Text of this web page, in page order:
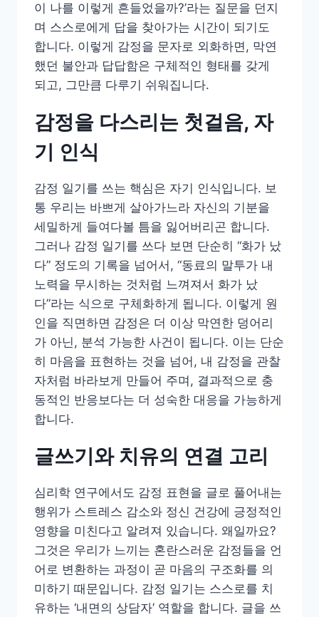
이 나를 이렇게 흔들었을까?’라는 질문을 던지
며 스스로에게 답을 찾아가는 시간이 되기도
합니다. 이렇게 감정을 문자로 외화하면, 막연
했던 불안과 답답함은 구체적인 형태를 갖게
되고, 그만큼 다루기 쉬워집니다.
감정을 다스리는 첫걸음, 자
기 인식
감정 일기를 쓰는 핵심은 자기 인식입니다. 보
통 우리는 바쁘게 살아가느라 자신의 기분을
세밀하게 들여다볼 틈을 잃어버리곤 합니다.
그러나 감정 일기를 쓰다 보면 단순히 “화가 났
다” 정도의 기록을 넘어서, “동료의 말투가 내
노력을 무시하는 것처럼 느껴져서 화가 났
다”라는 식으로 구체화하게 됩니다. 이렇게 원
인을 직면하면 감정은 더 이상 막연한 덩어리
가 아닌, 분석 가능한 사건이 됩니다. 이는 단순
히 마음을 표현하는 것을 넘어, 내 감정을 관찰
자처럼 바라보게 만들어 주며, 결과적으로 충
동적인 반응보다는 더 성숙한 대응을 가능하게
합니다.
글쓰기와 치유의 연결 고리
심리학 연구에서도 감정 표현을 글로 풀어내는
행위가 스트레스 감소와 정신 건강에 긍정적인
영향을 미친다고 알려져 있습니다. 왜일까요?
그것은 우리가 느끼는 혼란스러운 감정들을 언
어로 변환하는 과정이 곧 마음의 구조화를 의
미하기 때문입니다. 감정 일기는 스스로를 치
유하는 ‘내면의 상담자’ 역할을 합니다. 글을 쓰